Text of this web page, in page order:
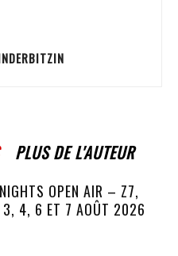
PLUS DE L'AUTEUR
OPEN AIR – Z7,
3, 4, 6 ET 7 AOÛT 2026